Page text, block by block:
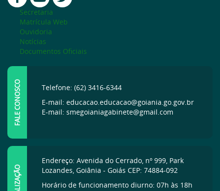
Secretaria
Matrícula Web
Ouvidoria
Notícias
Documentos Oficiais
FALE CONOSCO
Telefone: (62) 3416-6344
E-mail: educacao.educacao@goiania.go.gov.br
E-mail: smegoianiagabinete@gmail.com
Endereço: Avenida do Cerrado, nº 999, Park
Lozandes, Goiânia - Goiás CEP: 74884-092
Horário de funcionamento diurno: 07h às 18h